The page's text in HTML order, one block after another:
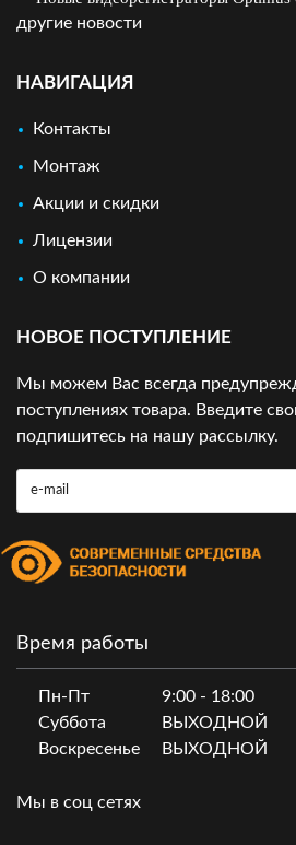
другие новости
НАВИГАЦИЯ
Контакты
Монтаж
Акции и скидки
Лицензии
О компании
НОВОЕ ПОСТУПЛЕНИЕ
Мы можем Вас всегда
поступлениях товара. Введите
подпишитесь на нашу рассылку.
Время работы
Пн-Пт
9:00 - 18:00
Суббота
ВЫХОДНОЙ
Воскресенье
ВЫХОДНОЙ
Мы в соц сетях